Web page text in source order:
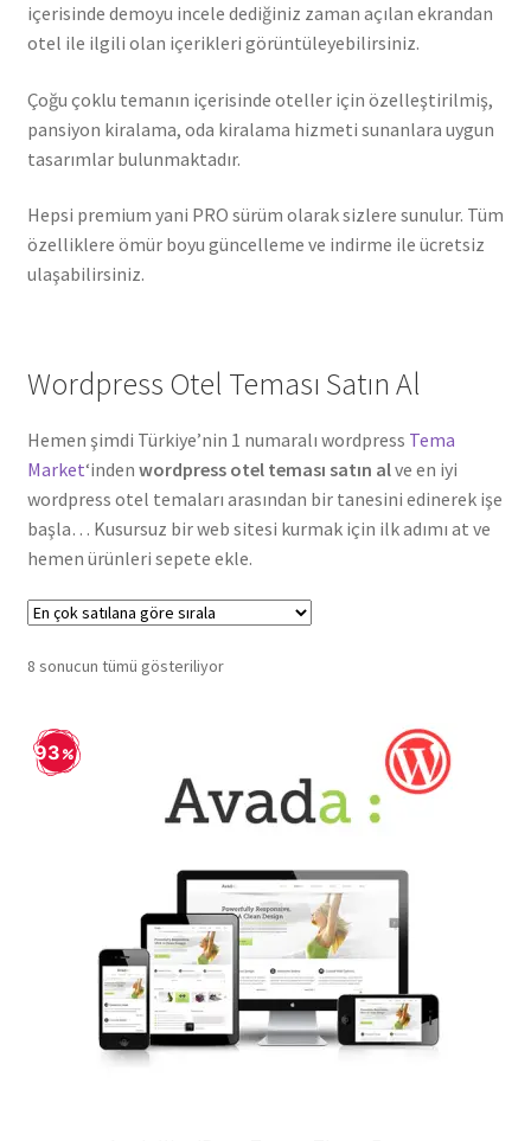
içerisinde demoyu incele dediğiniz zaman açılan ekrandan
otel ile ilgili olan içerikleri görüntüleyebilirsiniz.
Çoğu çoklu temanın içerisinde oteller için özelleştirilmiş,
pansiyon kiralama, oda kiralama hizmeti sunanlara uygun
tasarımlar bulunmaktadır.
Hepsi premium yani PRO sürüm olarak sizlere sunulur. Tüm
özelliklere ömür boyu güncelleme ve indirme ile ücretsiz
ulaşabilirsiniz.
Wordpress Otel Teması Satın Al
Hemen şimdi Türkiye’nin 1 numaralı wordpress Tema
Market‘inden wordpress otel teması satın alve en iyi
wordpress otel temaları arasından bir tanesini edinerek işe
başla… Kusursuz bir web sitesi kurmak için ilk adımı at ve
hemen ürünleri sepete ekle.
8 sonucun tümü gösteriliyorPopülerliğe
93